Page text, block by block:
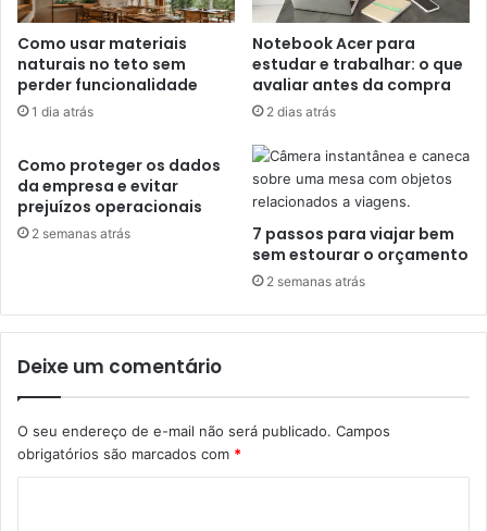
Como usar materiais
naturais no teto sem
perder funcionalidade
1 dia atrás
Notebook Acer para
estudar e trabalhar: o que
avaliar antes da compra
2 dias atrás
Como proteger os dados
da empresa e evitar
prejuízos operacionais
2 semanas atrás
7 passos para viajar bem
sem estourar o orçamento
2 semanas atrás
Deixe um comentário
O seu endereço de e-mail não será publicado. Campos
obrigatórios são marcados com *